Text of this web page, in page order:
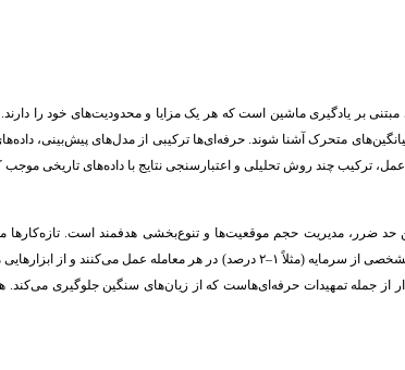
بر یادگیری ماشین است که هر یک مزایا و محدودیت‌های خود را
متحرک آشنا شوند. حرفه‌ای‌ها ترکیبی از مدل‌های پیش‌بینی،
حد ضرر، مدیریت حجم موقعیت‌ها و تنوع‌بخشی هدفمند است. تازه‌کارها
نامناسب از اهرم، حساب خود را در معرض تهدید قرار دهند؛ حرفه‌ای‌ها بر اساس درصد مشخصی
از جمله تمهیدات حرفه‌ای‌هاست که از زیان‌های سنگین جلوگیری